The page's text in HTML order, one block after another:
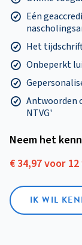
Eén
Het
Onbeperkt
Antwoorden
NTVG'
Neem het
€ 34,97 voor
IK WIL